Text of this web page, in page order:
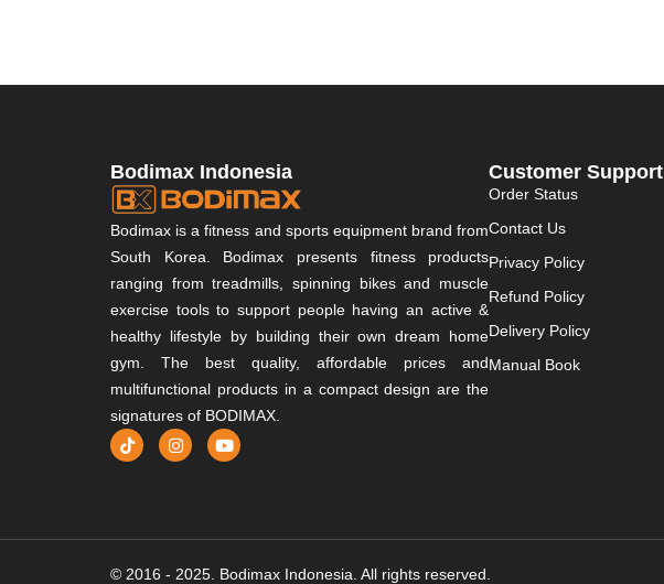
Bodimax Indonesia
Bodimax is a fitness and sports equipment brand from
South Korea. Bodimax presents fitness products
ranging from treadmills, spinning bikes and muscle
exercise tools to support people having an active &
healthy lifestyle by building their own dream home
gym. The best quality, affordable prices and
multifunctional products in a compact design are the
signatures of BODIMAX.
Customer Support
Order Status
Contact Us
Privacy Policy
Refund Policy
Delivery Policy
Manual Book
© 2016 - 2025. Bodimax Indonesia. All rights reserved.